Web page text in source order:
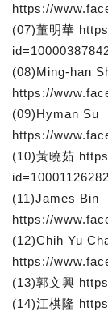
https://
(07)董明華
(08)Ming-han
https://
(09)Hyman Su
https://
(10)黃曉茹
(11)James Bin
https://
(12)Chih Yu
https://
(13)郭文興
(14)江棋隆